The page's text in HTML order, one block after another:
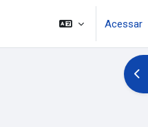
Acessar